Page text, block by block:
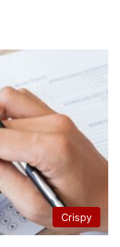
Crispy